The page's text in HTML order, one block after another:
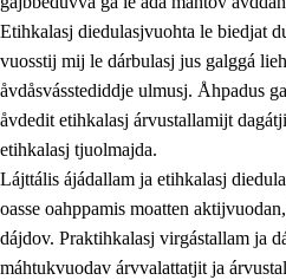
Etihkalasj diedulasjvuohta le biedjat
vuosstij mij le dárbulasj jus galggá
åvdåsvásstediddje ulmusj. Åhpadus
åvdedit etihkalasj árvustallamijt
etihkalasj tjuolmajda.
Lájttális ájádallam ja etihkalasj
oasse oahppamis moatten
dájdov. Praktihkalasj virgástallam ja
máhtukvuodav árvvalattatjit ja